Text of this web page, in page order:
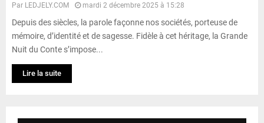
Par LEDJELY.COM mardi 2 décembre 2025 à 15:28
Depuis des siècles, la parole façonne nos sociétés, porteuse de
mémoire, d’identité et de sagesse. Fidèle à cet héritage, la Grande
Nuit du Conte s’impose...
Lire la suite